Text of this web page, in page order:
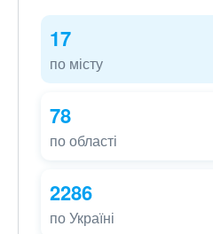
17
по місту
78
по області
2286
по Україні